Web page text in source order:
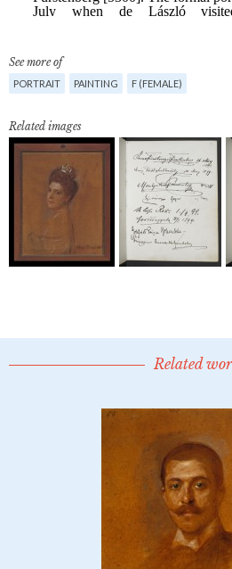
See more of
PORTRAIT PAINTING F (FEMALE)
Related images
Related